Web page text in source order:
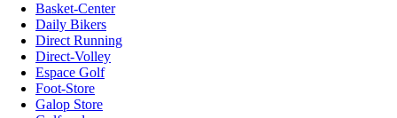
Basket-Center
Daily Bikers
Direct Running
Direct-Volley
Espace Golf
Foot-Store
Galop Store